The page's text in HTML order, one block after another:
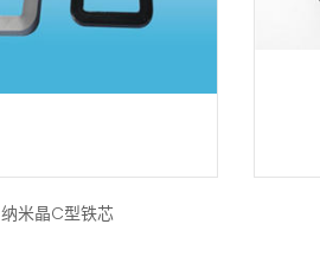
纳米晶C型铁芯